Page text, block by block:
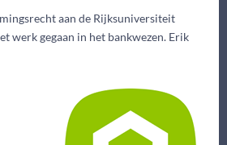
aan de Rijksuniversiteit
werk gegaan in het bankwezen. Erik